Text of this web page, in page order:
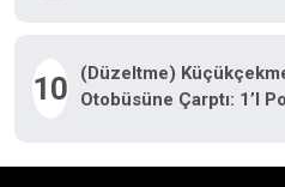
10
(Düzeltme)
Otobüsüne Çarptı: 1’i